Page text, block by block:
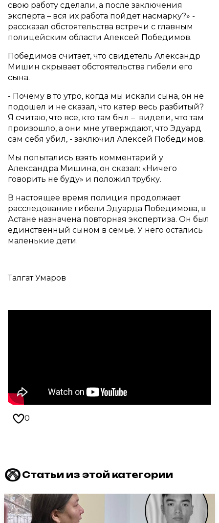
свою работу сделали, а после заключения
эксперта – вся их работа пойдет насмарку?» -
рассказал обстоятельства встречи с главным
полицейским области Алексей Победимов.
Победимов считает, что свидетель Александр
Мишин скрывает обстоятельства гибели его
сына.
- Почему в то утро, когда мы искали сына, он не
подошел и не сказал, что катер весь разбитый?
Я считаю, что все, кто там был – видели, что там
произошло, а они мне утверждают, что Эдуард
сам себя убил, - заключил Алексей Победимов.
Мы попытались взять комментарий у
Александра Мишина, он сказал: «Ничего
говорить не буду» и положил трубку.
В настоящее время полиция продолжает
расследование гибели Эдуарда Победимова, в
Астане назначена повторная экспертиза. Он был
единственный сыном в семье. У него остались
маленькие дети.
Талгат Умаров
0
Статьи из этой категории